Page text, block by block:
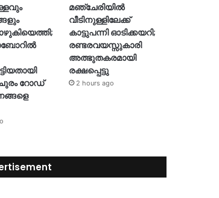
റോഡ്
മഞ്ചേരിയിൽ
വീടിനുള്ളിലേക്ക്
കാട്ടുപന്നി ഓടിക്കയറി;
രണ്ടരവയസ്സുകാരി
അത്ഭുതകരമായി
രക്ഷപ്പെട്ടു
2 hours ago